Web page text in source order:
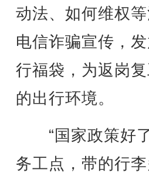
动法、如何维权
电信诈骗宣传，
行福袋，为返岗
的出行环境。
“国家政策好了
务工点，带的行